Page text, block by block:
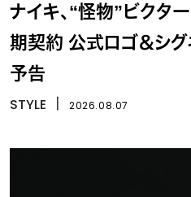
ナイキ、“怪物”ビクタ
期契約 公式ロゴ＆シ
予告
STYLE 2026.08.07